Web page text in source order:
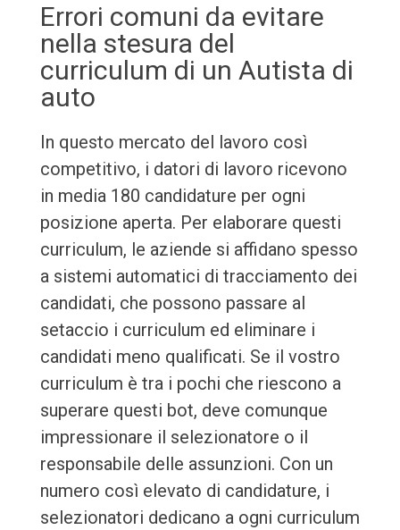
Errori comuni da evitare
nella stesura del
curriculum di un Autista di
auto
In questo mercato del lavoro così
competitivo, i datori di lavoro ricevono
in media 180 candidature per ogni
posizione aperta. Per elaborare questi
curriculum, le aziende si affidano spesso
a sistemi automatici di tracciamento dei
candidati, che possono passare al
setaccio i curriculum ed eliminare i
candidati meno qualificati. Se il vostro
curriculum è tra i pochi che riescono a
superare questi bot, deve comunque
impressionare il selezionatore o il
responsabile delle assunzioni. Con un
numero così elevato di candidature, i
selezionatori dedicano a ogni curriculum